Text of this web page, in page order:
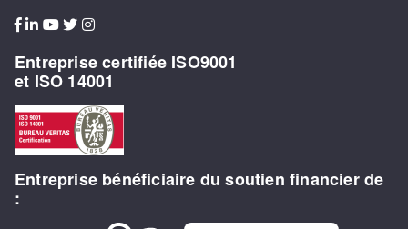
Entreprise certifiée ISO9001
et ISO 14001
Entreprise bénéficiaire du soutien financier de
: